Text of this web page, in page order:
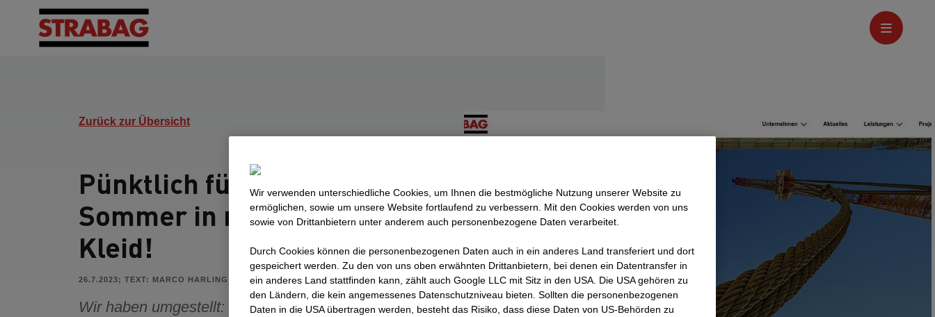
Zurück zur Übersicht
Pünktlich für den
Sommer in neuem
Kleid!
26.7.2023; TEXT: MARCO HARLING
Wir haben umgestellt: Unsere Website
Wir verwenden unterschiedliche Cookies, um Ihnen die best­mögliche Nutzung unserer Website zu
ermöglichen, sowie um unsere Website fortlaufend zu verbessern. Mit den Cookies werden von uns
sowie von Drittanbietern unter anderem auch personenbezogene Daten verarbeitet.
Durch Cookies können die personenbezogenen Daten auch in ein anderes Land transferiert und dort
gespeichert werden. Zu den von uns oben erwähnten Drittanbietern, bei denen ein Datentransfer in
ein anderes Land stattfinden kann, zählt auch Google LLC mit Sitz in den USA. Die USA gehören zu
den Ländern, die kein angemessenes Datenschutzniveau bieten. Sollten die personenbezogenen
Daten in die USA übertragen werden, besteht das Risiko, dass diese Daten von US-Behörden zu